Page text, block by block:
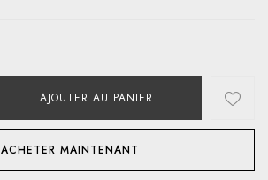
AJOUTER AU PANIER
ACHETER MAINTENANT